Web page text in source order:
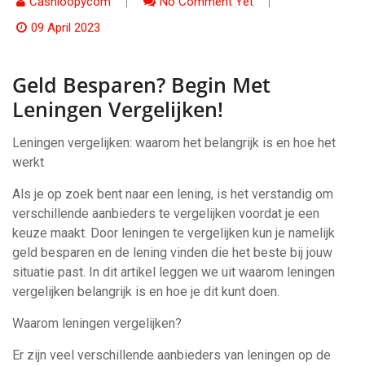
09 April 2023
Geld Besparen? Begin Met
Leningen Vergelijken!
Leningen vergelijken: waarom het belangrijk is en hoe het
werkt
Als je op zoek bent naar een lening, is het verstandig om
verschillende aanbieders te vergelijken voordat je een
keuze maakt. Door leningen te vergelijken kun je namelijk
geld besparen en de lening vinden die het beste bij jouw
situatie past. In dit artikel leggen we uit waarom leningen
vergelijken belangrijk is en hoe je dit kunt doen.
Waarom leningen vergelijken?
Er zijn veel verschillende aanbieders van leningen op de